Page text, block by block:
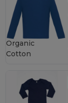
Organic
Cotton